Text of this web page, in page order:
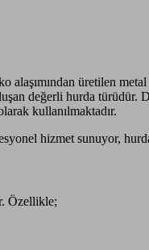
alaşımından üretilen
değerli hurda türüdür.
kullanılmaktadır.
hizmet sunuyor,
Özellikle;